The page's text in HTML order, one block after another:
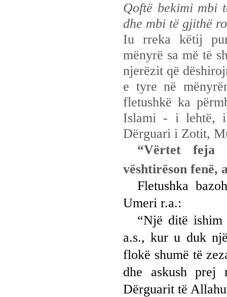
Qoftë bekimi mbi
dhe mbi të gjithë
Iu rreka këtij
mënyrë sa më të
njerëzit që
e tyre në
fletushkë ka
Islami - i lehtë, i
Dërguari i Zotit,
“Vërtet feja
vështirëson fenë,
Fletushka
Umeri r.a.:
“Një ditë
a.s., kur u duk
flokë shumë të
dhe askush
Dërguarit të